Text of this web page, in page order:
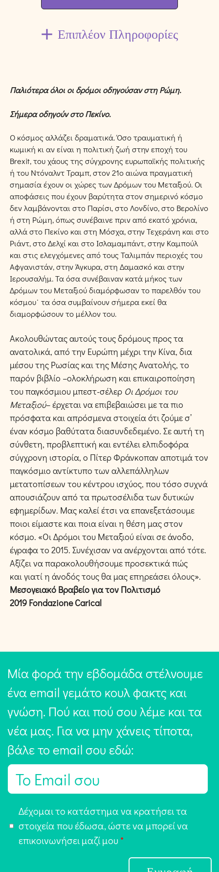
Επιπλέον Πληροφορίες
Παλιότερα όλοι οι δρόμοι οδηγούσαν στη Ρώμη.
Σήμερα οδηγούν στο Πεκίνο.
Ο κόσμος αλλάζει δραματικά. Όσο τραυματική ή
κωμική κι αν είναι η πολιτική ζωή στην εποχή του
Brexit, του χάους της σύγχρονης ευρωπαϊκής πολιτικής
ή του Ντόναλντ Τραμπ, στον 21ο αιώνα πραγματική
σημασία έχουν οι χώρες των Δρόμων του Μεταξιού. Οι
αποφάσεις που έχουν βαρύτητα στον σημερινό κόσμο
δεν λαμβάνονται στο Παρίσι, στο Λονδίνο, στο Βερολίνο
ή στη Ρώμη, όπως συνέβαινε πριν από εκατό χρόνια,
αλλά στο Πεκίνο και στη Μόσχα, στην Τεχεράνη και στο
Ριάντ, στο Δελχί και στο Ισλαμαμπάντ, στην Καμπούλ
και στις ελεγχόμενες από τους Ταλιμπάν περιοχές του
Αφγανιστάν, στην Άγκυρα, στη Δαμασκό και στην
Ιερουσαλήμ. Τα όσα συνέβαιναν κατά μήκος των
Δρόμων του Μεταξιού διαμόρφωσαν το παρελθόν του
κόσμου˙ τα όσα συμβαίνουν σήμερα εκεί θα
διαμορφώσουν το μέλλον του.
Ακολουθώντας αυτούς τους δρόμους προς τα
ανατολικά, από την Ευρώπη μέχρι την Κίνα, δια
μέσου της Ρωσίας και της Μέσης Ανατολής, το
παρόν βιβλίο –ολοκλήρωση και επικαιροποίηση
του παγκόσμιου μπεστ-σέλερ Οι Δρόμοι του
Μεταξιού– έρχεται να επιβεβαιώσει με τα πιο
πρόσφατα και απρόσμενα στοιχεία ότι ζούμε σ’
έναν κόσμο βαθύτατα διασυνδεδεμένο. Σε αυτή τη
σύνθετη, προβλεπτική και εντέλει ελπιδοφόρα
σύγχρονη ιστορία, ο Πίτερ Φράνκοπαν αποτιμά τον
παγκόσμιο αντίκτυπο των αλλεπάλληλων
μετατοπίσεων του κέντρου ισχύος, που τόσο συχνά
απουσιάζουν από τα πρωτοσέλιδα των δυτικών
εφημερίδων. Μας καλεί έτσι να επανεξετάσουμε
ποιοι είμαστε και ποια είναι η θέση μας στον
κόσμο. «Οι Δρόμοι του Μεταξιού είναι σε άνοδο,
έγραφα το 2015. Συνέχισαν να ανέρχονται από τότε.
Αξίζει να παρακολουθήσουμε προσεκτικά πώς
και γιατί η άνοδός τους θα μας επηρεάσει όλους».
Μεσογειακό Βραβείο για τον Πολιτισμό
2019 Fondazione Carical
Μία φορά την εβδομάδα στέλνουμε
ένα email γεμάτο κουλ φακτς και
γνώση. Πού και πού σου λέμε και τα
νέα μας. Για να μην χάνεις τίποτα,
βάλε το email σου εδώ:
E
π
Δέχομαι το κατάστημα να κρατήσει τα
στοιχεία που έδωσα, ώστε να μπορεί να
επικοινωνήσει μαζί μου *